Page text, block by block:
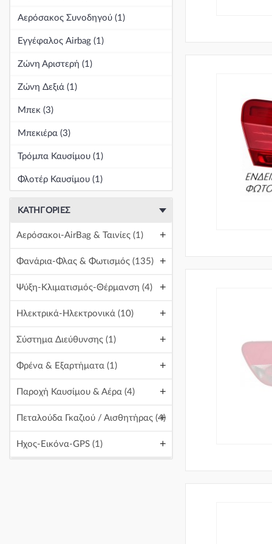
Συγκρότημα Ιμάντα & Καδένα
Συμπλέκτης / Εξαρτήματα
Σύστημα Διεύθυνσης
Τζάμια & Κρύσταλλα
Τροπέτα & Μουράκια
Φανάρια-Φλας & Φωτισμός
Φίλτρο(67)
Φρένα & Εξαρτήματα +
Ψύξη-Κλιματισμός-Θέρμανση
Αερόσακος Συνοδηγού (1)
Εγγέφαλος Airbag (1)
Ζώνη Αριστερή (1)
Ζώνη Δεξιά (1)
Μπεκ (3)
Μπεκιέρα (3)
Τρόμπα Καυσίμου (1)
Φλοτέρ Καυσίμου (1)
ΚΑΤΗΓΟΡΊΕΣ
Αερόσακοι-AirBag & Ταινίες (1) +
Φανάρια-Φλας & Φωτισμός (135) +
Ψύξη-Κλιματισμός-Θέρμανση (4) +
Ηλεκτρικά-Ηλεκτρονικά (10) +
Σύστημα Διεύθυνσης (1) +
Φρένα & Εξαρτήματα (1) +
Παροχή Καυσίμου & Αέρα (4) +
Πεταλούδα Γκαζιού / Αισθητήρας (4)
+
Ηχος-Εικόνα-GPS (1) +